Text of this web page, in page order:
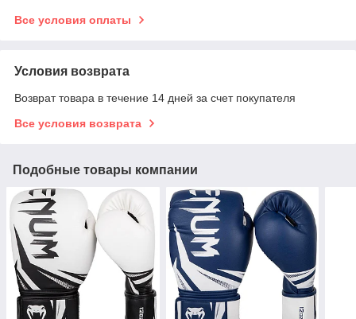
Все условия оплаты
Условия возврата
Возврат товара в течение 14 дней за счет покупателя
Все условия возврата
Подобные товары компании